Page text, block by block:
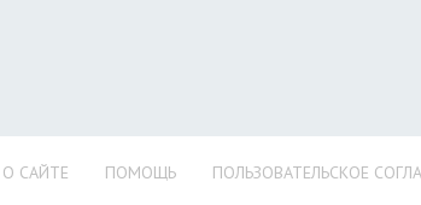
О САЙТЕ ПОМОЩЬ ПОЛЬЗОВАТЕЛЬСКОЕ